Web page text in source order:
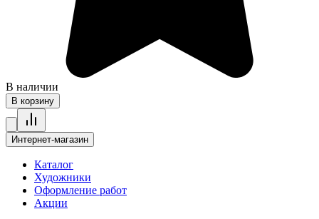
В наличии
В корзину
Интернет-магазин
Каталог
Художники
Оформление работ
Акции